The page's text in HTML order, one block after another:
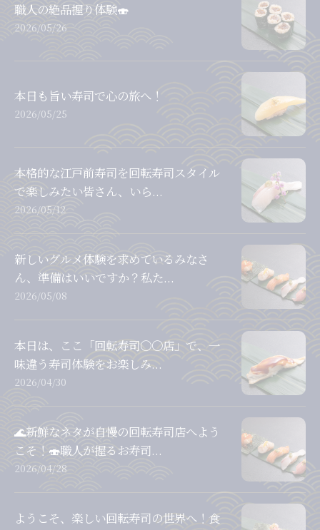
職人の絶品握り体験🍣
2026/05/26
本日も旨い寿司で心の旅へ！
2026/05/25
本格的な江戸前寿司を回転寿司スタイル
で楽しみたい皆さん、いら...
2026/05/12
新しいグルメ体験を求めているみなさ
ん、準備はいいですか？私た...
2026/05/08
本日は、ここ「回転寿司〇〇店」で、一
味違う寿司体験をお楽しみ...
2026/04/30
🌊新鮮なネタが自慢の回転寿司店へよう
こそ！🍣職人が握るお寿司...
2026/04/28
ようこそ、楽しい回転寿司の世界へ！食